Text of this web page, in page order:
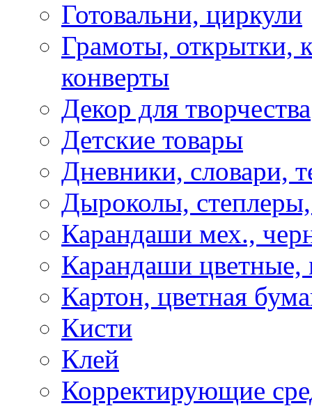
Готовальни, циркули
Грамоты, открытки,
конверты
Декор для творчества
Детские товары
Дневники, словари,
Дыроколы,
Карандаши мех.,
Карандаши цветные,
Картон, цветная
Кисти
Клей
Корректирующие